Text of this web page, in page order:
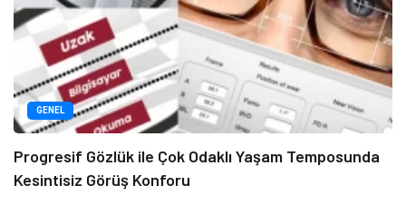
GENEL
Progresif Gözlük ile Çok Odaklı Yaşam Temposunda
Kesintisiz Görüş Konforu